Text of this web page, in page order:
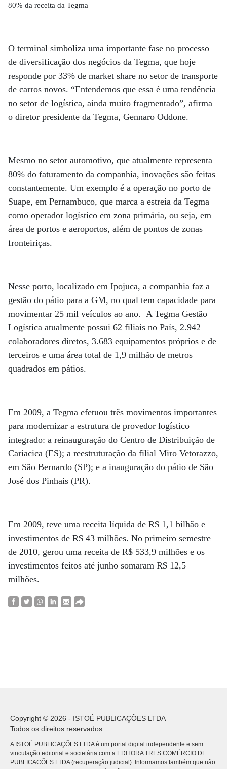
80% da receita da Tegma
O terminal simboliza uma importante fase no processo
de diversificação dos negócios da Tegma, que hoje
responde por 33% de market share no setor de transporte
de carros novos. “Entendemos que essa é uma tendência
no setor de logística, ainda muito fragmentado”, afirma
o diretor presidente da Tegma, Gennaro Oddone.
Mesmo no setor automotivo, que atualmente representa
80% do faturamento da companhia, inovações são feitas
constantemente. Um exemplo é a operação no porto de
Suape, em Pernambuco, que marca a estreia da Tegma
como operador logístico em zona primária, ou seja, em
área de portos e aeroportos, além de pontos de zonas
fronteiriças.
Nesse porto, localizado em Ipojuca, a companhia faz a
gestão do pátio para a GM, no qual tem capacidade para
movimentar 25 mil veículos ao ano. A Tegma Gestão
Logística atualmente possui 62 filiais no País, 2.942
colaboradores diretos, 3.683 equipamentos próprios e de
terceiros e uma área total de 1,9 milhão de metros
quadrados em pátios.
Em 2009, a Tegma efetuou três movimentos importantes
para modernizar a estrutura de provedor logístico
integrado: a reinauguração do Centro de Distribuição de
Cariacica (ES); a reestruturação da filial Miro Vetorazzo,
em São Bernardo (SP); e a inauguração do pátio de São
José dos Pinhais (PR).
Em 2009, teve uma receita líquida de R$ 1,1 bilhão e
investimentos de R$ 43 milhões. No primeiro semestre
de 2010, gerou uma receita de R$ 533,9 milhões e os
investimentos feitos até junho somaram R$ 12,5
milhões.
Copyright © 2026 - ISTOÉ PUBLICAÇÕES LTDA
Todos os direitos reservados.
A ISTOÉ PUBLICAÇÕES LTDA é um portal digital independente e sem
vinculação editorial e societária com a EDITORA TRES COMÉRCIO DE
PUBLICACÕES LTDA (recuperação judicial). Informamos também que não